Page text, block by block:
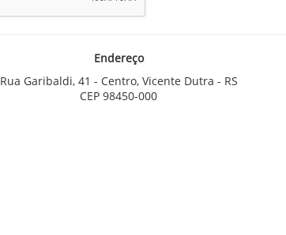
Endereço
Rua Garibaldi, 41 - Centro, Vicente Dutra - RS
CEP 98450-000